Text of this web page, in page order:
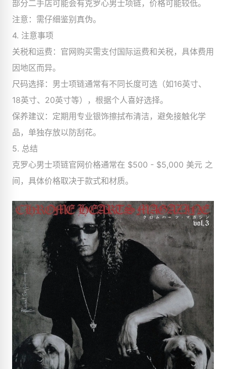
部分二手店可能会有克罗心男士项链，价格可能较低。
注意：需仔细鉴别真伪。
4. 注意事项
关税和运费：官网购买需支付国际运费和关税，具体费用
因地区而异。
尺码选择：男士项链通常有不同长度可选（如16英寸、
18英寸、20英寸等），根据个人喜好选择。
保养建议：定期用专业银饰擦拭布清洁，避免接触化学
品，单独存放以防刮花。
5. 总结
克罗心男士项链官网价格通常在 $500 - $5,000 美元 之
间，具体价格取决于款式和材质。